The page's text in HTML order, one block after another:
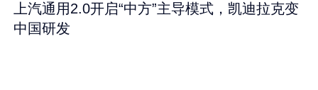
上汽通用2.0开启“中方”主导模式，凯迪拉克变
中国研发